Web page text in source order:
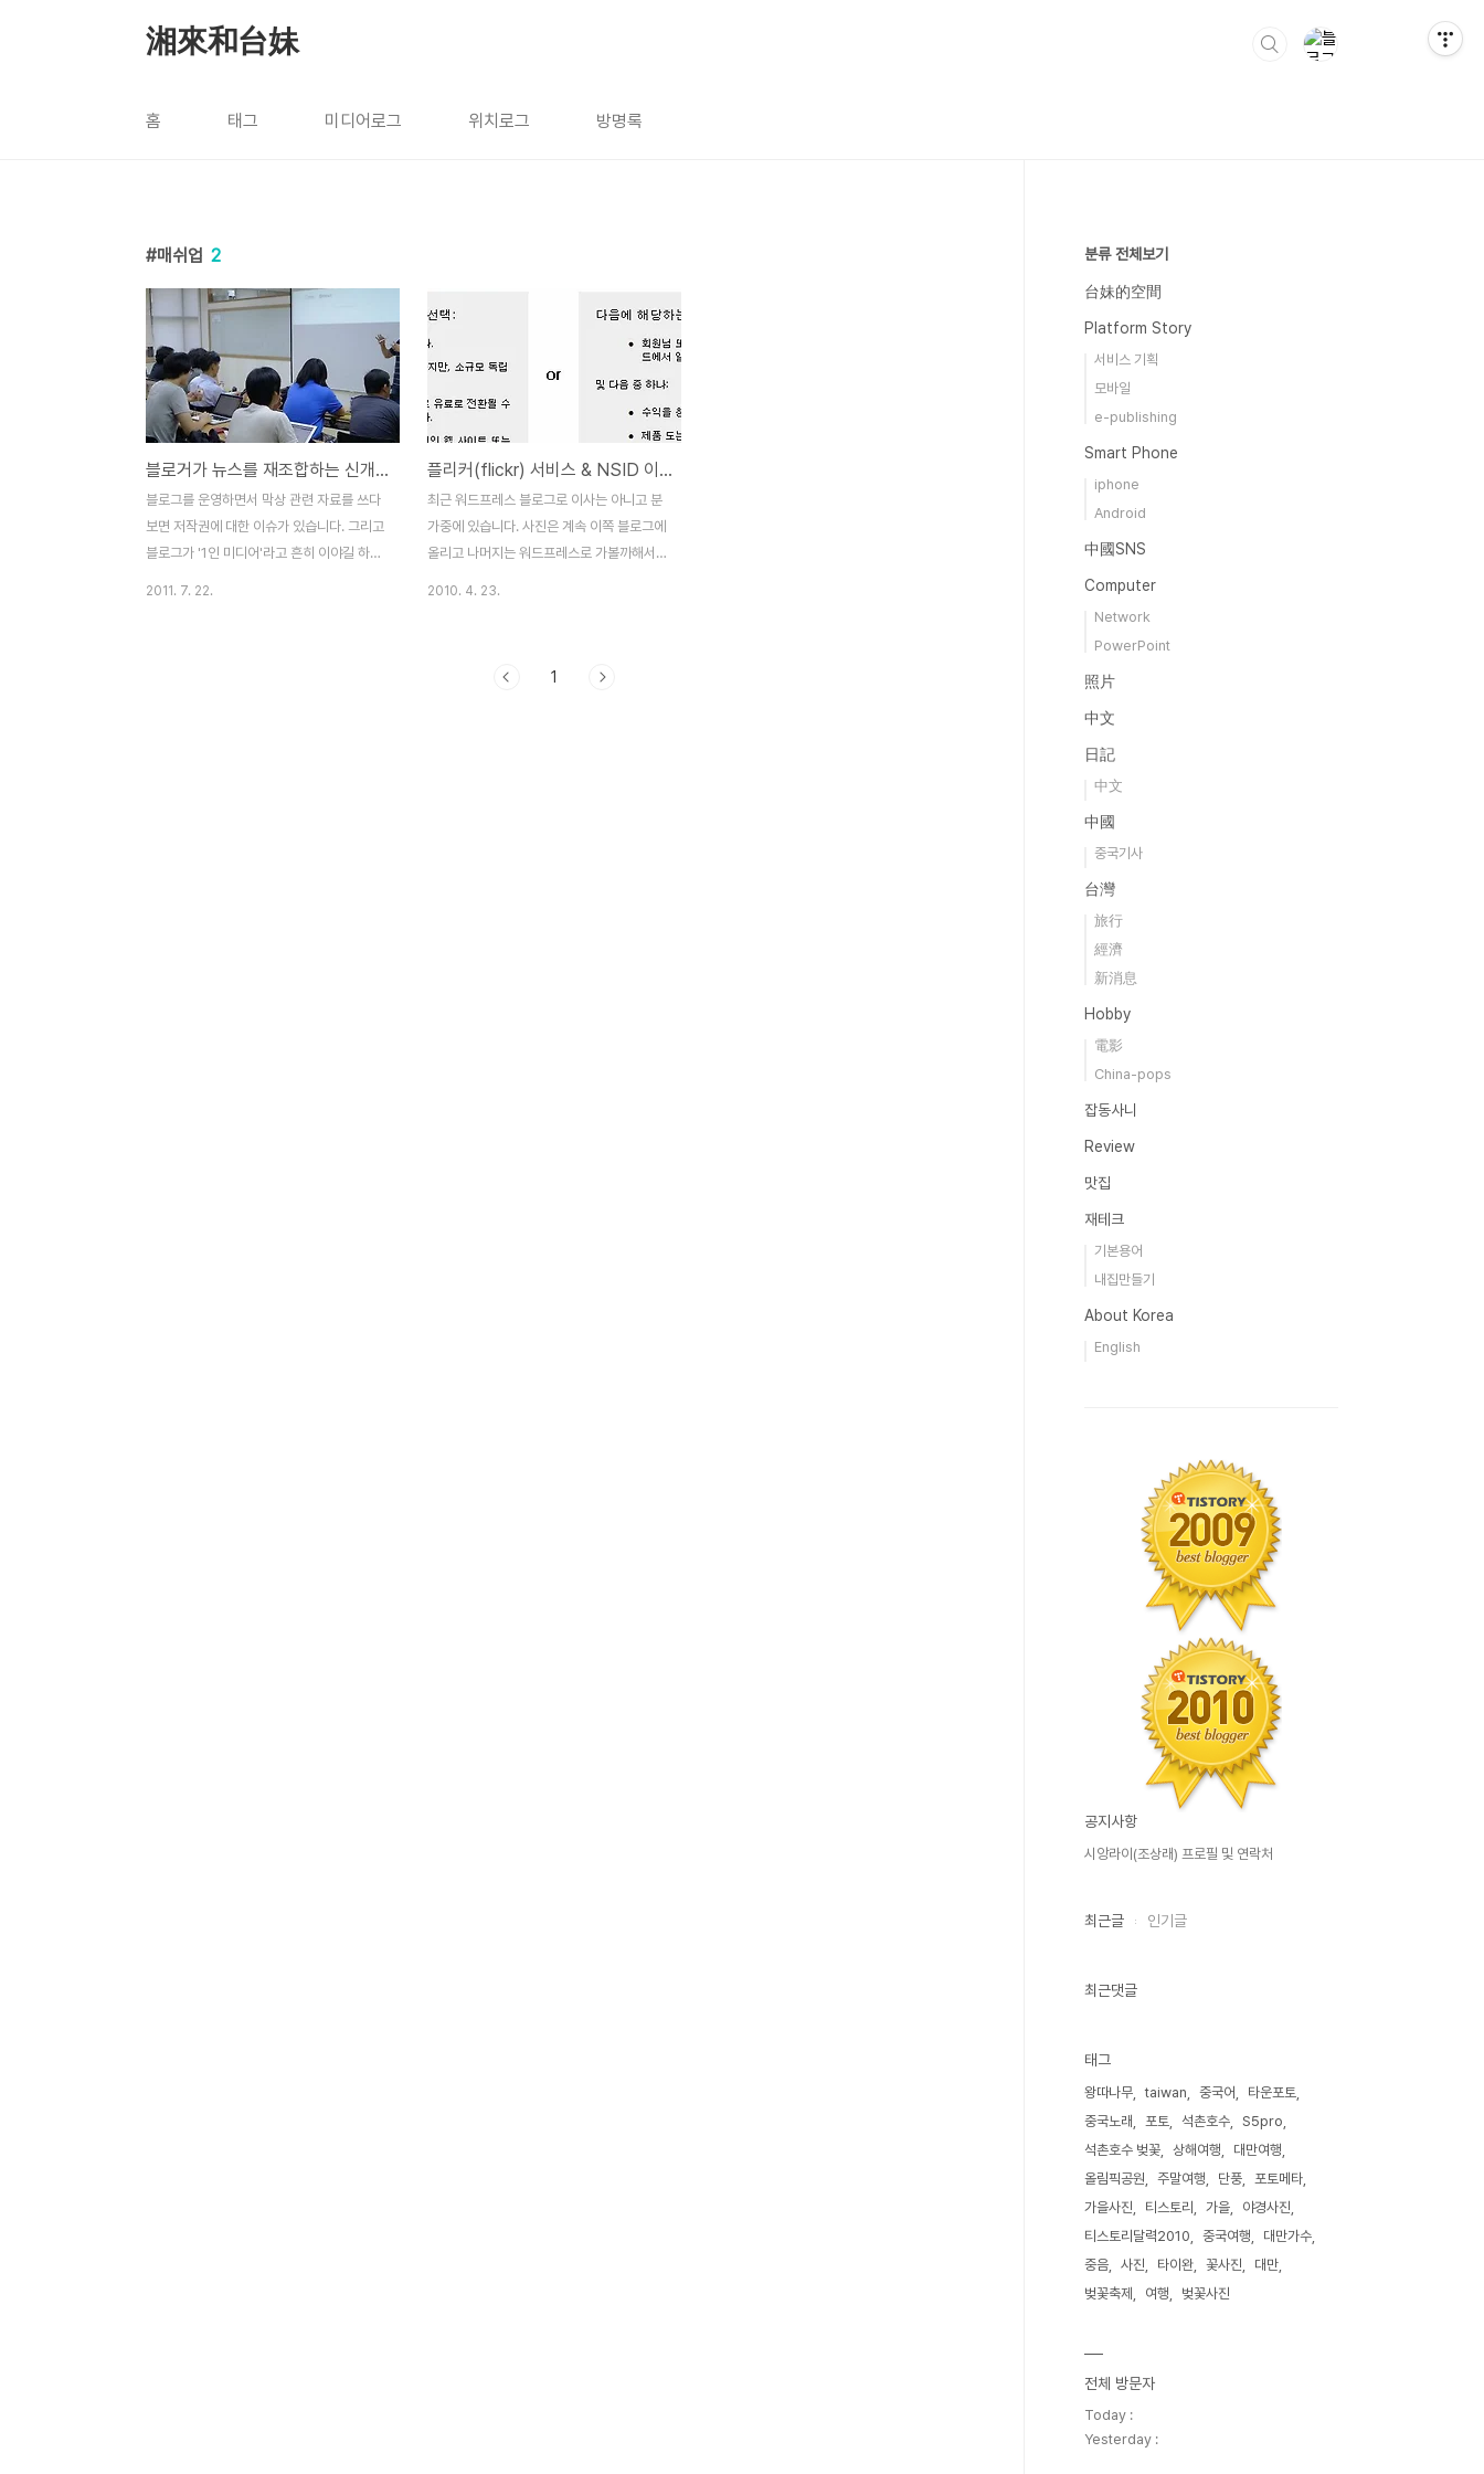
湘來和台妹
홈 태그 미디어로그 위치로그 방명록
매쉬업 2
블로거가 뉴스를 재조합하는 신개념 뉴스 플랫폼 '커리'
블로그를 운영하면서 막상 관련 자료를 쓰다
보면 저작권에 대한 이슈가 있습니다. 그리고
블로그가 '1인 미디어'라고 흔히 이야길 하지
2011. 7. 22.
플리커(flickr) 서비스 & NSID 이용한 사진검색
최근 워드프레스 블로그로 이사는 아니고 분
가중에 있습니다. 사진은 계속 이쪽 블로그에
올리고 나머지는 워드프레스로 가볼까해서
중에 Flickr에 대해서 간단히 정리해볼까 합
2010. 4. 23.
1
분류 전체보기
台妹的空間
Platform Story
서비스 기획
모바일
e-publishing
Smart Phone
iphone
Android
中國SNS
Computer
Network
PowerPoint
照片
中文
日記
中文
中國
중국기사
台灣
旅行
經濟
新消息
Hobby
電影
China-pops
잡동사니
Review
맛집
재테크
기본용어
내집만들기
About Korea
English
공지사항
시앙라이(조상래) 프로필 및 연락처
최근글 인기글
최근댓글
태그
왕따나무 taiwan 중국어
타운포토
중국노래
포토 석촌호수
S5pro
석촌호수 벚꽃
상해여행
대만여행
올림픽공원
주말여행 단풍
포토메타
가을사진
티스토리 가을
야경사진
티스토리달력2010
중국여행
대만가수
중음
사진 타이완 꽃사진
대만
벚꽃축제
여행 벚꽃사진
전체 방문자
Today :
Yesterday :